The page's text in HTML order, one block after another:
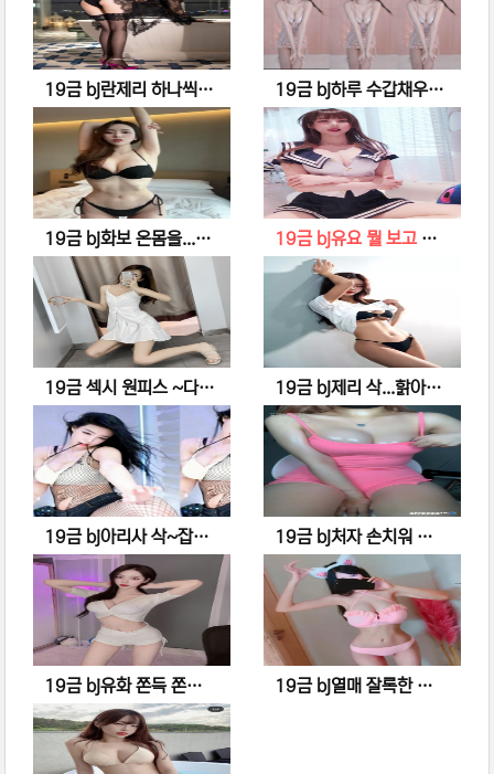
19금 bj란제리 하나씩 다 찢어줄게..
댓글
19금 bj하루 수갑채우고 사육하고 싶다..
댓글
19금 bj화보 온몸을...할짝...낼름..
댓글
19금 bj유요 뭘 보고 입맛 다시니..??
19금 섹시 원피스 ~다리사이 얼굴 박고싶다
댓글
19금 bj제리 삭...핡아 내리고싶다..
댓글
19금 bj아리사 삭~잡아 찢고 싶다
댓글
19금 bj처자 손치워 이년아 !
댓글
19금 bj유화 쫀득 쫀득 맛나겠다
댓글
19금 bj열매 잘록한 허리잡고 뒤로..퍽..퍽